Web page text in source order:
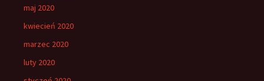
maj 2020
kwiecień 2020
marzec 2020
luty 2020